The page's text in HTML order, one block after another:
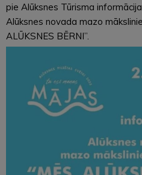
pie Alūksnes Tūrisma
Alūksnes novada mazo
ALŪKSNES BĒRNI”.